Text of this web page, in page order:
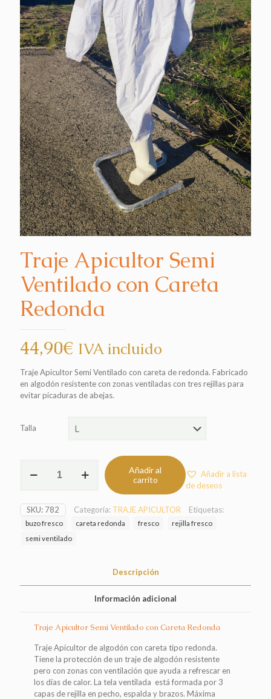
Traje Apicultor Semi
Ventilado con Careta
Redonda
44,90€ IVA incluido
Traje Apicultor Semi Ventilado con careta de redonda. Fabricado
en algodón resistente con zonas ventiladas con tres rejillas para
evitar picaduras de abejas.
Talla
Apicultor
con
Careta
Añadir al
carrito
Añadir a lista
de deseos
SKU: 782 Categoría: TRAJE APICULTOR Etiquetas:
buzo fresco careta redonda fresco
rejilla fresco
semi ventilado
Descripción
Información adicional
Traje Apicultor Semi Ventilado con Careta Redonda
Traje Apicultor de algodón con careta tipo redonda.
Tiene la protección de un traje de algodón resistente
pero con zonas con ventilación que ayuda a refrescar en
los días de calor. La tela ventilada está formada por 3
capas de rejilla en pecho, espalda y brazos. Máxima